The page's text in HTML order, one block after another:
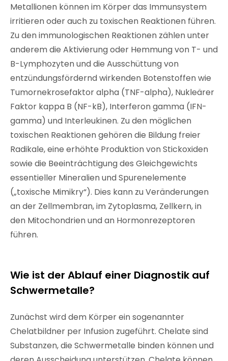
Metallionen können im Körper das Immunsystem
irritieren oder auch zu toxischen Reaktionen führen.
Zu den immunologischen Reaktionen zählen unter
anderem die Aktivierung oder Hemmung von T- und
B-Lymphozyten und die Ausschüttung von
entzündungsfördernd wirkenden Botenstoffen wie
Tumornekrosefaktor alpha (TNF-alpha), Nukleärer
Faktor kappa B (NF-kB), Interferon gamma (IFN-
gamma) und Interleukinen. Zu den möglichen
toxischen Reaktionen gehören die Bildung freier
Radikale, eine erhöhte Produktion von Stickoxiden
sowie die Beeinträchtigung des Gleichgewichts
essentieller Mineralien und Spurenelemente
(„toxische Mimikry“). Dies kann zu Veränderungen
an der Zellmembran, im Zytoplasma, Zellkern, in
den Mitochondrien und an Hormonrezeptoren
führen.
Wie ist der Ablauf einer Diagnostik auf
Schwermetalle?
Zunächst wird dem Körper ein sogenannter
Chelatbildner per Infusion zugeführt. Chelate sind
Substanzen, die Schwermetalle binden können und